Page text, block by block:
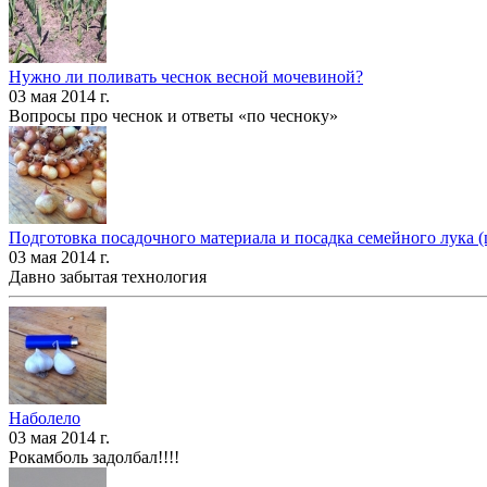
Нужно ли поливать чеснок весной мочевиной?
03 мая 2014 г.
Вопросы про чеснок и ответы «по чесноку»
Подготовка посадочного материала и посадка семейного лука
03 мая 2014 г.
Давно забытая технология
Наболело
03 мая 2014 г.
Рокамболь задолбал!!!!